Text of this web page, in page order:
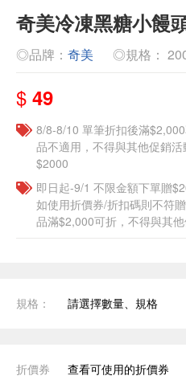
奇美冷凍黑糖小饅
◎品牌： 奇美 ◎規格：
$ 49
8/8-8/10 單筆折扣後滿
品不適用，不得與其他促銷
$2000
即日起-9/1 不限金額下單贈
如使用折價券/折扣碼則不符
品滿$2,000可折，不得與其
規格： 請選擇數量、規格
折價券 查看可使用的折價券